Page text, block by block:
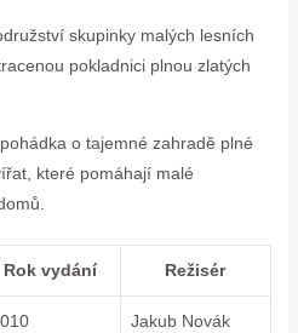
skupinky malých lesních
pokladnici plnou zlatých
o tajemné zahradě plné
které pomáhají malé
Rok vydání Režisér
Jakub Novák